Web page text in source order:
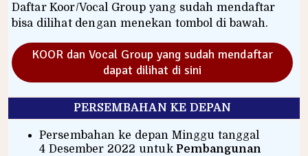
Daftar Koor/Vocal Group yang sudah mendaftar
bisa dilihat dengan menekan tombol di bawah.
KOOR dan Vocal Group yang sudah mendaftar
dapat dilihat di sini
PERSEMBAHAN KE DEPAN
Persembahan ke depan Minggu tanggal
4 Desember 2022 untuk Pembangunan